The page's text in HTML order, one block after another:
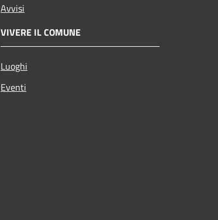
Avvisi
VIVERE IL COMUNE
Luoghi
Eventi